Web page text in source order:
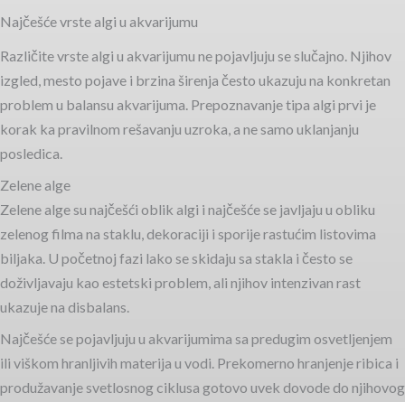
Najčešće vrste algi u akvarijumu
Različite vrste algi u akvarijumu ne pojavljuju se slučajno. Njihov
izgled, mesto pojave i brzina širenja često ukazuju na konkretan
problem u balansu akvarijuma. Prepoznavanje tipa algi prvi je
korak ka pravilnom rešavanju uzroka, a ne samo uklanjanju
posledica.
Zelene alge
Zelene alge su najčešći oblik algi i najčešće se javljaju u obliku
zelenog filma na staklu, dekoraciji i sporije rastućim listovima
biljaka. U početnoj fazi lako se skidaju sa stakla i često se
doživljavaju kao estetski problem, ali njihov intenzivan rast
ukazuje na disbalans.
Najčešće se pojavljuju u akvarijumima sa predugim osvetljenjem
ili viškom hranljivih materija u vodi. Prekomerno hranjenje ribica i
produžavanje svetlosnog ciklusa gotovo uvek dovode do njihovog